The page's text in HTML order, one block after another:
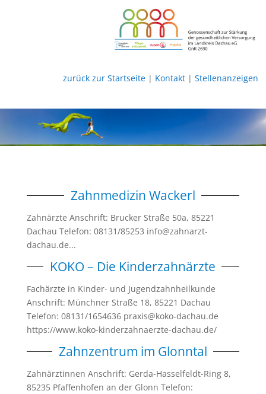
zurück zur Startseite| Kontakt| Stellenanzeigen
Zahnmedizin Wackerl
Zahnärzte Anschrift: Brucker Straße 50a, 85221
Dachau Telefon: 08131/85253 info@zahnarzt-
dachau.de...
KOKO – Die Kinderzahnärzte
Fachärzte in Kinder- und Jugendzahnheilkunde
Anschrift: Münchner Straße 18, 85221 Dachau
Telefon: 08131/1654636 praxis@koko-dachau.de
https://www.koko-kinderzahnaerzte-dachau.de/
Zahnzentrum im Glonntal
Zahnärztinnen Anschrift: Gerda-Hasselfeldt-Ring 8,
85235 Pfaffenhofen an der Glonn Telefon: